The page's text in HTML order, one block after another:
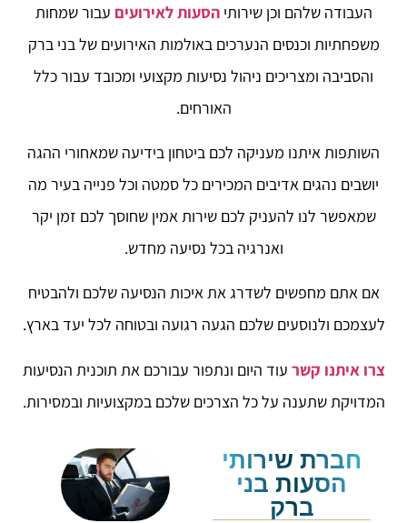
העבודה שלהם וכן שירותיהסעות לאירועים עבור שמחות
משפחתיות וכנסים הנערכים באולמות האירועים של בני ברק
והסביבה ומצריכים ניהול נסיעות מקצועי ומכובד עבור כלל
האורחים.
השותפות איתנו מעניקה לכם ביטחון בידיעה שמאחורי ההגה
יושבים נהגים אדיבים המכירים כל סמטה וכל פנייה בעיר מה
שמאפשר לנו להעניק לכם שירות אמין שחוסך לכם זמן יקר
ואנרגיה בכל נסיעה מחדש.
אם אתם מחפשים לשדרג את איכות הנסיעה שלכם ולהבטיח
לעצמכם ולנוסעים שלכם הגעה רגועה ובטוחה לכל יעד בארץ.
צרו איתנו קשר עוד היום ונתפור עבורכם את תוכנית הנסיעות
המדויקת שתענה על כל הצרכים שלכם במקצועיות ובמסירות.
חברת שירותי
הסעות בני
ברק